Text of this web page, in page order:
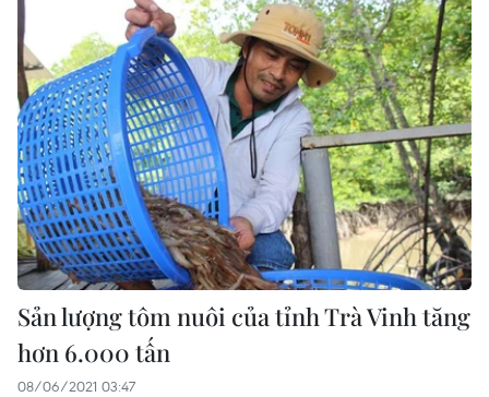
Sản lượng tôm nuôi của tỉnh Trà Vinh tăng
hơn 6.000 tấn
08/06/2021 03:47